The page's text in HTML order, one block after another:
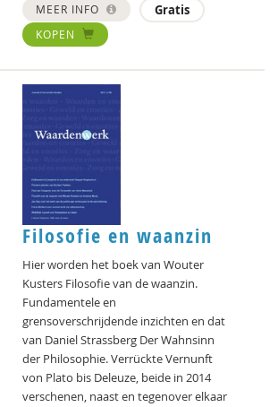
MEER INFO Gratis
KOPEN
Filosofie en waanzin
Hier worden het boek van Wouter
Kusters Filosofie van de waanzin.
Fundamentele en
grensoverschrijdende inzichten en dat
van Daniel Strassberg Der Wahnsinn
der Philosophie. Verrückte Vernunft
von Plato bis Deleuze, beide in 2014
verschenen, naast en tegenover elkaar